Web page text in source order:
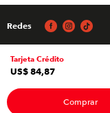
Tarjeta Crédito
US$84,87
Comprar
Redes
© 2026 - Todos